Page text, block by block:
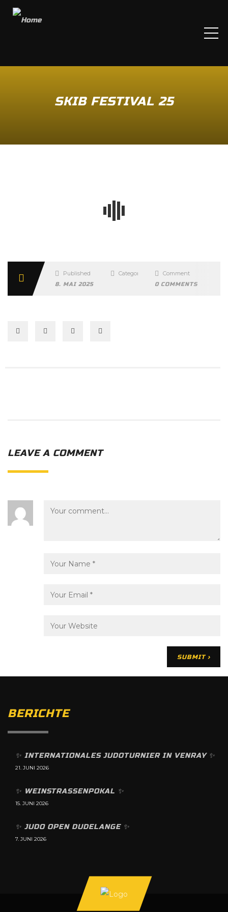
SKIB FESTIVAL 25
Published
8. MAI 2025
Categories Comment
0 COMMENTS
LEAVE A COMMENT
BERICHTE
✨️ INTERNATIONALES JUDOTURNIER IN VENRAY ✨️
21. JUNI 2026
✨️ WEINSTRASSENPOKAL ✨️
15. JUNI 2026
✨️ JUDO OPEN DUDELANGE ✨️
7. JUNI 2026